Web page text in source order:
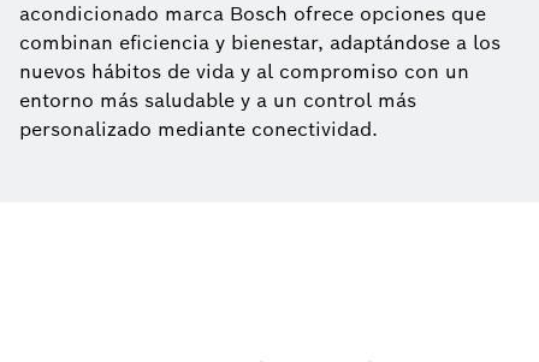
acondicionado marca Bosch ofrece opciones que
combinan eficiencia y bienestar, adaptándose a los
nuevos hábitos de vida y al compromiso con un
entorno más saludable y a un control más
personalizado mediante conectividad.